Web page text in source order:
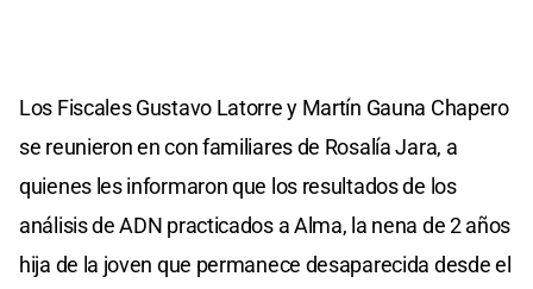
Los Fiscales Gustavo Latorre y Martín Gauna Chapero
se reunieron en con familiares de Rosalía Jara, a
quienes les informaron que los resultados de los
análisis de ADN practicados a Alma, la nena de 2 años
hija de la joven que permanece desaparecida desde el